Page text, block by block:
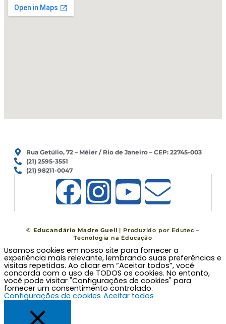
Rua Getúlio, 72 – Méier / Rio de Janeiro – CEP: 22745-003
(21) 2595-3551
(21) 98211-0047
F
a
c
e
b
I
n
s
t
a
Y
o
u
t
u
E
n
v
e
l
©Educandário Madre Guell | Produzido por Edutec –
Tecnologia na Educação
Usamos cookies em nosso site para fornecer a
experiência mais relevante, lembrando suas preferências e
visitas repetidas. Ao clicar em “Aceitar todos”, você
concorda com o uso de TODOS os cookies. No entanto,
você pode visitar "Configurações de cookies" para
fornecer um consentimento controlado.
Configurações de cookies Aceitar todos